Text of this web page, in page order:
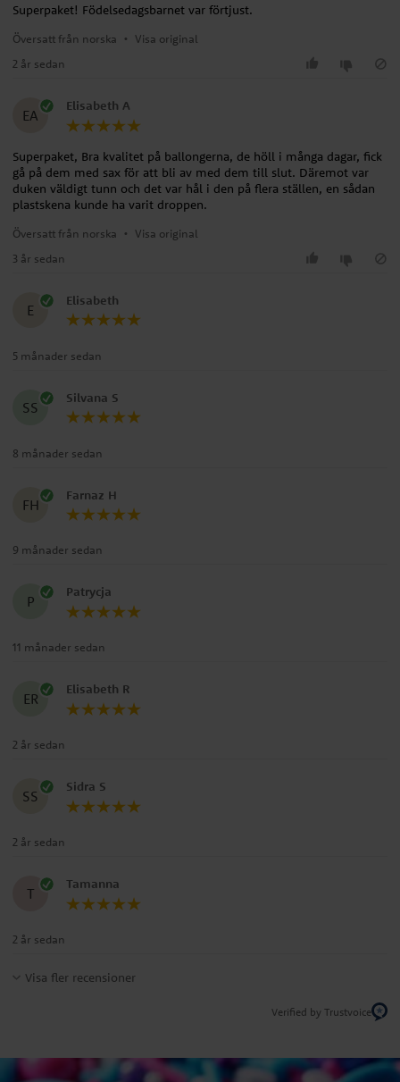
Superpaket! Födelsedagsbarnet var förtjust.
Översatt från norska •
Visa original
2 år sedan
EA
Elisabeth A
Superpaket, Bra kvalitet på ballongerna, de höll i många dagar, fick
gå på dem med sax för att bli av med dem till slut. Däremot var
duken väldigt tunn och det var hål i den på flera ställen, en sådan
plastskena kunde ha varit droppen.
Översatt från norska •
Visa original
3 år sedan
E
Elisabeth
5 månader sedan
SS
Silvana S
8 månader sedan
FH
Farnaz H
9 månader sedan
P
Patrycja
11 månader sedan
ER
Elisabeth R
2 år sedan
SS
Sidra S
2 år sedan
T
Tamanna
2 år sedan
Visa fler recensioner
Verified by Trustvoice